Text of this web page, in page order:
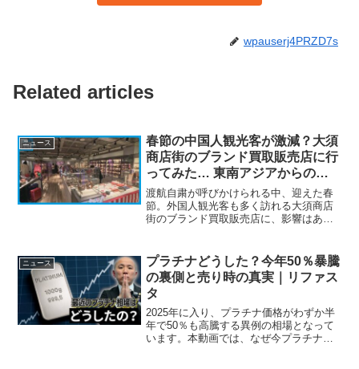
wpauserj4PRZD7s
Related articles
ニュース
春節の中国人観光客が激減？大須
商店街のブランド買取販売店に行
ってみた… 東南アジアからの観
光客も増えインバウンドの多様化
も
渡航自粛が呼びかけられる中、迎えた春
節。外国人観光客も多く訪れる大須商店
街のブランド買取販売店に、影響はあっ
ド品の買取・販売などを行う「コメ兵」
グループの一つです。ブラ...
ニュース
プラチナどうした？今年50％暴騰
の裏側と売り時の真実｜リファス
タ
2025年に入り、プラチナ価格がわずか半
年で50％も高騰する異例の相場となって
います。本動画では、なぜ今プラチナが